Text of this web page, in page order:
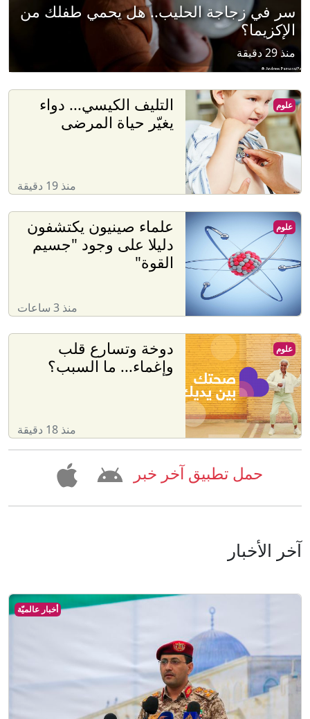
سر في زجاجة الحليب.. هل يحمي طفلك من
الإكزيما؟
منذ 29 دقيقة
التليف الكيسي... دواء
يغيّر حياة المرضى
منذ 19 دقيقة
علوم
علماء صينيون يكتشفون
دليلا على وجود "جسيم
القوة"
منذ 3 ساعات
علوم
دوخة وتسارع قلب
وإغماء... ما السبب؟
منذ 18 دقيقة
علوم
حمل تطبيق آخر خبر
آخر الأخبار
أخبار عالميّة